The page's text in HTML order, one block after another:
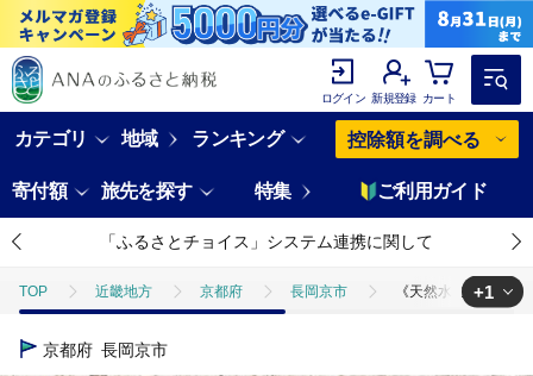
ログイン 新規登録 カート
カテゴリ 地域 ランキング 控除額を調べる
寄付額 旅先を探す 特集 ご利用ガイド
「ふるさとチョイス」システム連携に関して
TOP 近畿地方 京都府 長岡京市 《天然水のビール
TOP
+1
京都府 長岡京市